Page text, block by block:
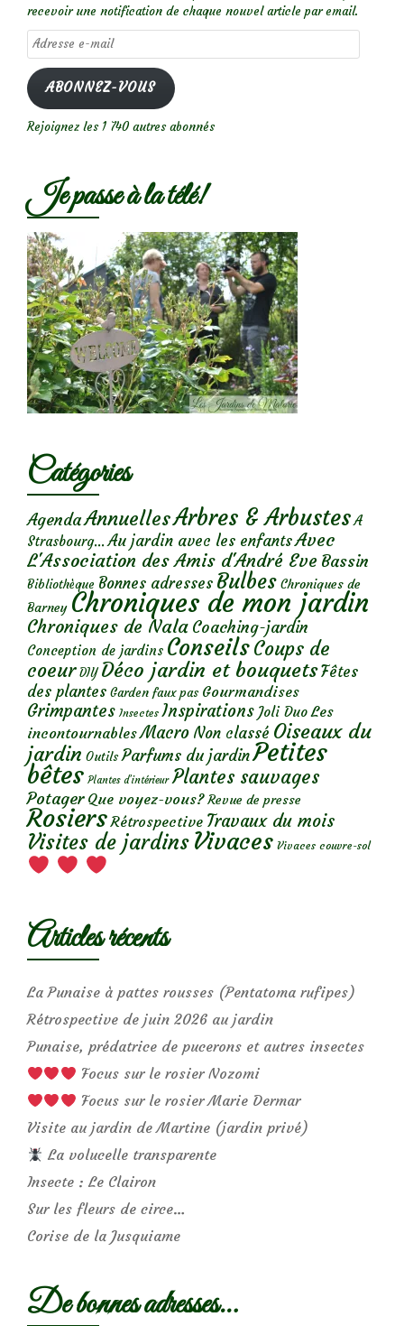
recevoir une notification de chaque nouvel article par email.
Adresse
e-
mail
ABONNEZ-VOUS
Rejoignez les 1 740 autres abonnés
Je passe à la télé!
Catégories
AgendaAnnuellesArbres & Arbustes A
Strasbourg... Au jardin avec les enfantsAvec
L'Association des Amis d'André Eve Bassin
Bibliothèque Bonnes adresses Bulbes Chroniques de
Barney Chroniques de mon jardin
Chroniques de Nala Coaching-jardin
Conception de jardins ConseilsCoups de
coeur DIY Déco jardin et bouquetsFêtes
des plantes Garden faux pas Gourmandises
Grimpantes Insectes Inspirations Joli Duo Les
incontournables Macro Non classé Oiseaux du
jardin Outils Parfums du jardinPetites
bêtes Plantes d’intérieur Plantes sauvages
Potager Que voyez-vous? Revue de presse
Rosiers Rétrospective Travaux du mois
Visites de jardins Vivaces Vivaces couvre-sol
Articles récents
La Punaise à pattes rousses (Pentatoma rufipes)
Rétrospective de juin 2026 au jardin
Punaise, prédatrice de pucerons et autres insectes
Focus sur le rosier Nozomi
Focus sur le rosier Marie Dermar
Visite au jardin de Martine (jardin privé)
La volucelle transparente
Insecte : Le Clairon
Sur les fleurs de circe…
Corise de la Jusquiame
De bonnes adresses…